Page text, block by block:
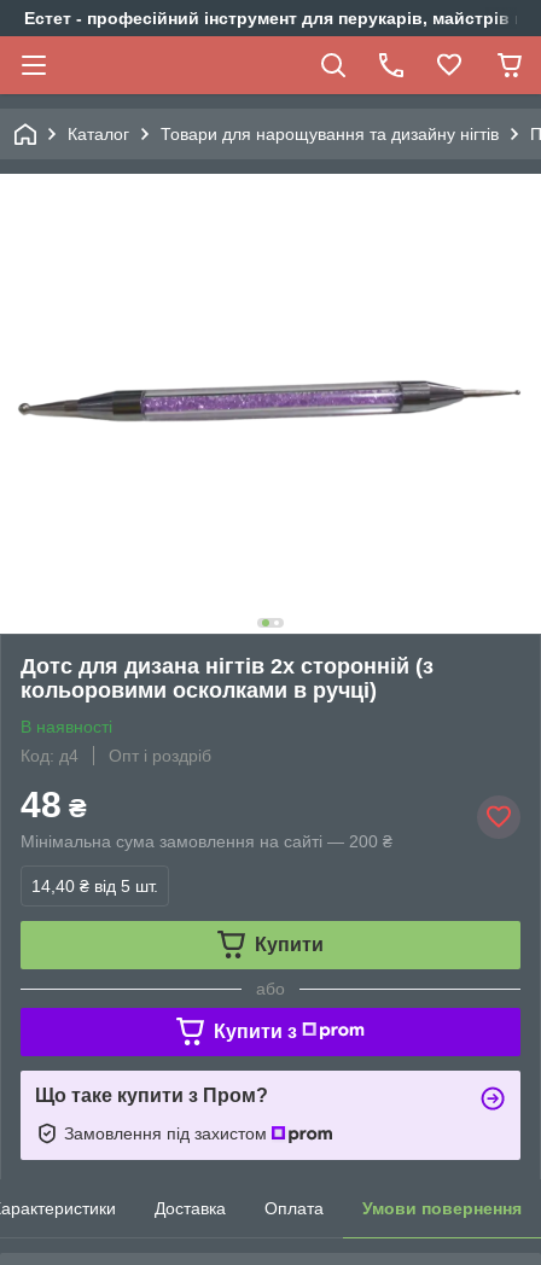
Естет - професійний інструмент для перукарів, майстрів
Каталог Товари для нарощування та дизайну нігтів
Дотс для дизана нігтів 2х сторонній (з
кольоровими осколками в ручці)
В наявності
Код: д4
Опт і роздріб
48 ₴
Мінімальна сума замовлення на сайті — 200 ₴
14,40 ₴ від 5 шт.
Купити
або
Купити з
Що таке купити з Пром?
Замовлення під захистом
Доставка Оплата Умови повернення